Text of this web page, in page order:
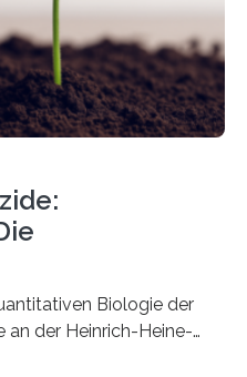
dar, denn…
Biologie der
an der Heinrich-Heine-